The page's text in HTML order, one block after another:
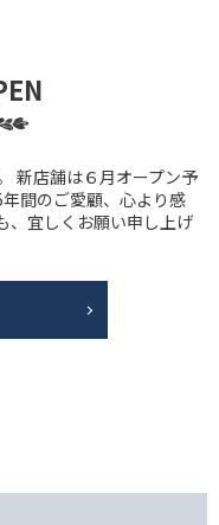
新店舗は６月オープン予
間のご愛顧、心より感
、宜しくお願い申し上げ